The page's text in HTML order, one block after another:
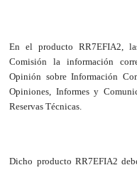
En el producto RR7EFIA2,
Comisión la información
Opinión sobre Información
Opiniones, Informes y
Reservas Técnicas.
Dicho producto RR7EFIA2